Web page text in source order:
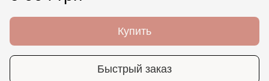
Купить
Быстрый заказ